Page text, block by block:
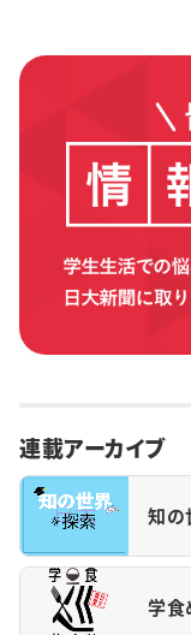
連載アーカイブ
知の
学食